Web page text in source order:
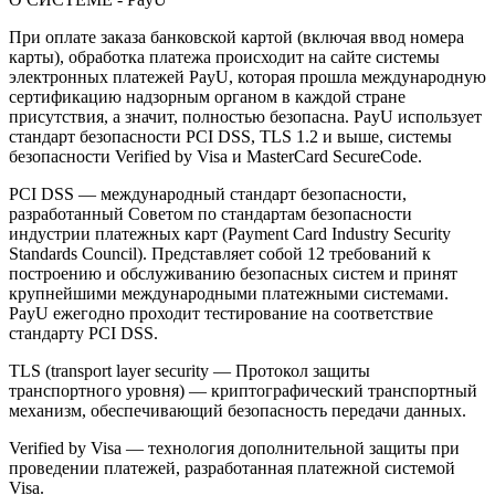
При оплате заказа банковской картой (включая ввод номера
карты), обработка платежа происходит на сайте системы
электронных платежей PayU, которая прошла международную
сертификацию надзорным органом в каждой стране
присутствия, а значит, полностью безопасна. PayU использует
стандарт безопасности PCI DSS, TLS 1.2 и выше, системы
безопасности Verified by Visa и MasterCard SecureCode.
PCI DSS — международный стандарт безопасности,
разработанный Советом по стандартам безопасности
индустрии платежных карт (Payment Card Industry Security
Standards Council). Представляет собой 12 требований к
построению и обслуживанию безопасных систем и принят
крупнейшими международными платежными системами.
PayU ежегодно проходит тестирование на соответствие
стандарту PCI DSS.
TLS (transport layer security — Протокол защиты
транспортного уровня) — криптографический транспортный
механизм, обеспечивающий безопасность передачи данных.
Verified by Visa — технология дополнительной защиты при
проведении платежей, разработанная платежной системой
Visa.